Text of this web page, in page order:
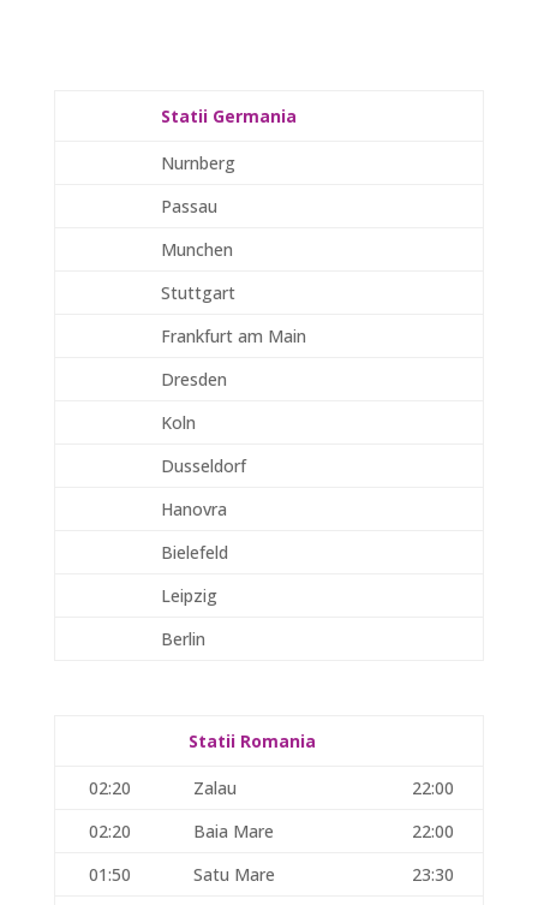
Statii Germania
Nurnberg
Passau
Munchen
Stuttgart
Frankfurt am Main
Dresden
Koln
Dusseldorf
Hanovra
Bielefeld
Leipzig
Berlin
Statii Romania
02:20 Zalau
22:00
02:20
Baia Mare
22:00
01:50
Satu Mare
23:30